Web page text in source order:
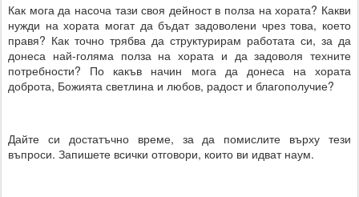
Как мога да насоча тази своя дейност в полза на хората? Какви
нужди на хората могат да бъдат задоволени чрез това, което
правя? Как точно трябва да структурирам работата си, за да
донеса най-голяма полза на хората и да задоволя техните
потребности? По какъв начин мога да донеса на хората
доброта, Божията светлина и любов, радост и благополучие?
Дайте си достатъчно време, за да помислите върху тези
въпроси. Запишете всички отговори, които ви идват наум.